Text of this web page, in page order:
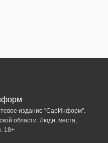
издание "СарИнформ".
области. Люди, места,
18+